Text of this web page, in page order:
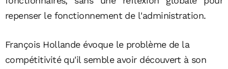
repenser le fonctionnement de l'administration.
François Hollande évoque le problème de la
compétitivité qu'il semble avoir découvert à son